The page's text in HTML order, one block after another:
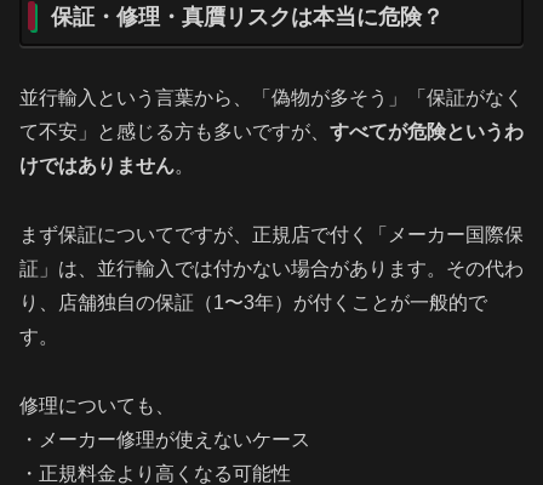
保証・修理・真贋リスクは本当に危険？
並行輸入という言葉から、「偽物が多そう」「保証がなく
て不安」と感じる方も多いですが、 すべてが危険というわ
けではありません。
まず保証についてですが、正規店で付く「メーカー国際保
証」は、並行輸入では付かない場合があります。その代わ
り、店舗独自の保証（1〜3年）が付くことが一般的で
す。
修理についても、
・メーカー修理が使えないケース
・正規料金より高くなる可能性